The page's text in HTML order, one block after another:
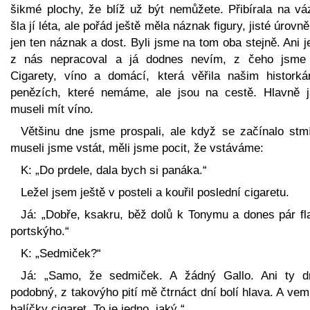
šikmé plochy, že blíž už být nemůžete. Přibírala na
šla jí léta, ale pořád ještě měla náznak figury, jisté
jen ten náznak a dost. Byli jsme na tom oba stejně. Ani
z nás nepracoval a já dodnes nevím, z čeho
Cigarety, víno a domácí, která věřila našim
penězích, které nemáme, ale jsou na cestě. Hlavně
museli mít víno.
Většinu dne jsme prospali, ale když se začínalo
museli jsme vstát, měli jsme pocit, že vstáváme:
K: „Do prdele, dala bych si panáka.“
Ležel jsem ještě v posteli a kouřil poslední cigaretu.
Já: „Dobře, ksakru, běž dolů k Tonymu a dones pár
portskýho.“
K: „Sedmiček?“
Já: „Samo, že sedmiček. A žádný Gallo. Ani ty
podobný, z takovýho pití mě čtrnáct dní bolí hlava. A